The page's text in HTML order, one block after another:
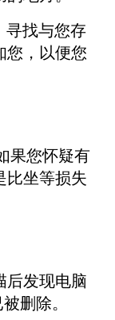
寻找与您存
您，以便您
果您怀疑有
比坐等损失
后发现电脑
删除。